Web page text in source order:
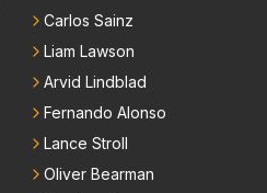
Carlos Sainz
Liam Lawson
Arvid Lindblad
Fernando Alonso
Lance Stroll
Oliver Bearman